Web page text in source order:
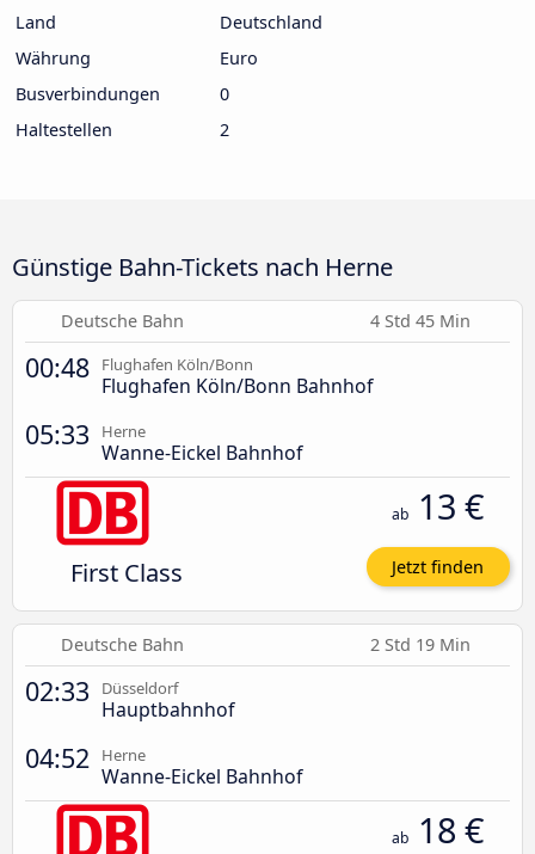
Land
Deutschland
Währung
Euro
Busverbindungen
0
Haltestellen
2
Günstige Bahn-Tickets nach Herne
Deutsche Bahn 4 Std 45 Min
00:48 Flughafen Köln/Bonn
Flughafen Köln/Bonn Bahnhof
05:33 Herne
Wanne-Eickel Bahnhof
First Class
ab 13 €
Jetzt finden
Deutsche Bahn 2 Std 19 Min
02:33 Düsseldorf
Hauptbahnhof
04:52 Herne
Wanne-Eickel Bahnhof
ab 18 €